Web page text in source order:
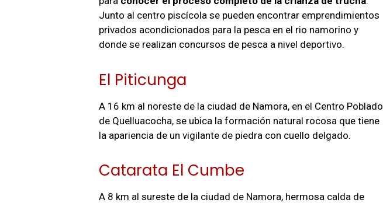
Junto al centro piscícola se pueden encontrar emprendimientos
privados acondicionados para la pesca en el rio namorino y
donde se realizan concursos de pesca a nivel deportivo.
El Piticunga
A 16 km al noreste de la ciudad de Namora, en el Centro Poblado
de Quelluacocha, se ubica la formación natural rocosa que tiene
la apariencia de un vigilante de piedra con cuello delgado.
Catarata El Cumbe
A 8 km al sureste de la ciudad de Namora, hermosa calda de